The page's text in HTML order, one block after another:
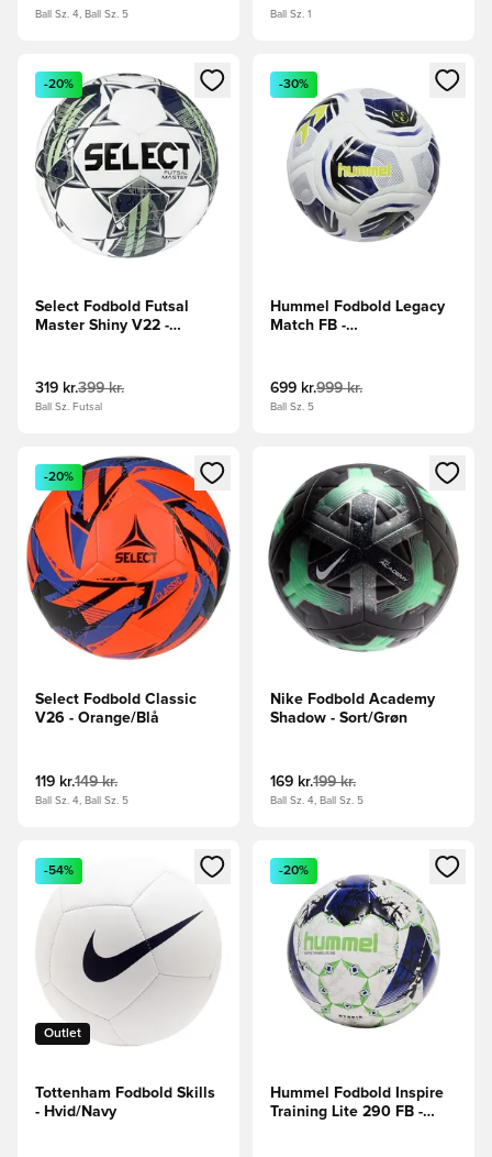
Ball Sz. 4, Ball Sz. 5 Ball Sz. 1
Åbner en Modal til at logge ind eller tilmelde dig som
-20%
Select Fodbold Futsal
Master Shiny V22 -
319 kr.399 kr.
Ball Sz. Futsal
Åbner en Modal til at logge
-30%
Hummel Fodbold Legacy
Match FB -
699 kr.999 kr.
Ball Sz. 5
Åbner en Modal til at logge ind eller tilmelde dig som
-20%
Select Fodbold Classic
V26 - Orange/Blå
119 kr.149 kr.
Ball Sz. 4, Ball Sz. 5
Åbner en Modal til at logge
Nike Fodbold Academy
Shadow - Sort/Grøn
169 kr.199 kr.
Ball Sz. 4, Ball Sz. 5
Åbner en Modal til at logge ind eller tilmelde dig som
Outlet
-54%
Tottenham Fodbold Skills
- Hvid/Navy
Åbner en Modal til at logge
-20%
Hummel Fodbold Inspire
Training Lite 290 FB -